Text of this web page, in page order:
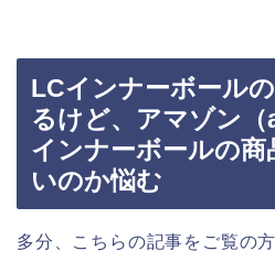
LCインナーボール
るけど、アマゾン
インナーボールの商
いのか悩む
多分、こちらの記事をご覧の